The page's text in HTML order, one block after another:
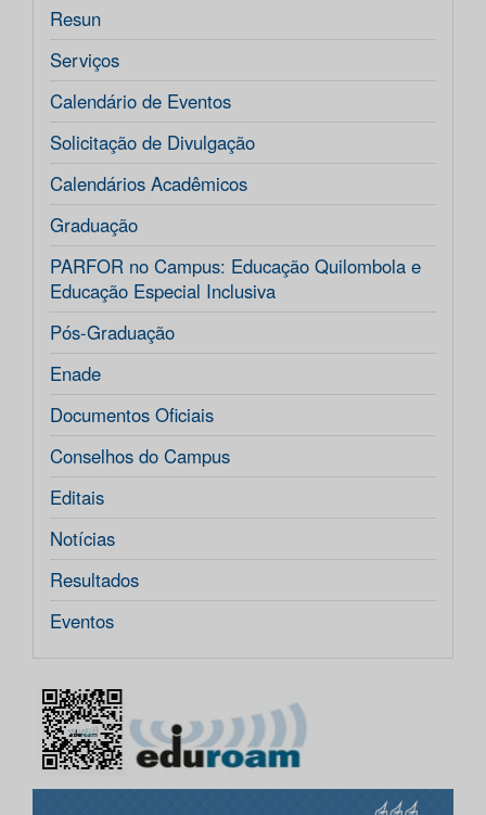
Resun
Serviços
Calendário de Eventos
Solicitação de Divulgação
Calendários Acadêmicos
Graduação
PARFOR no Campus: Educação Quilombola e
Educação Especial Inclusiva
Pós-Graduação
Enade
Documentos Oficiais
Conselhos do Campus
Editais
Notícias
Resultados
Eventos